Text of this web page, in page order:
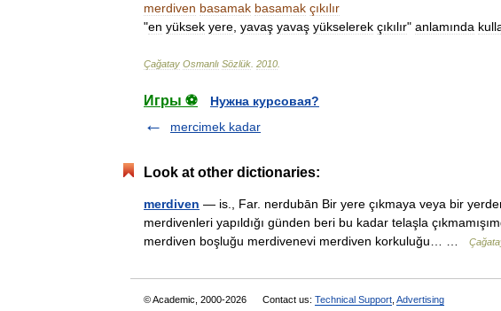
merdiven basamak basamak çıkılır
"en yüksek yere yavaş yavaş yükselerek çıkılır" anlamında
Çağatay Osmanlı Sözlük 2010
Игры ⚽
Нужна курсовая?
mercimek kadar
Look at other dictionaries:
merdiven — is., Far. nerdubān Bir yere çıkmaya veya bir
merdivenleri yapıldığı günden beri bu kadar telaşla
merdiven boşluğu merdivenevi merdiven korkuluğu… …
© Academic, 2000-2026 Contact us: Technical Support Advertising